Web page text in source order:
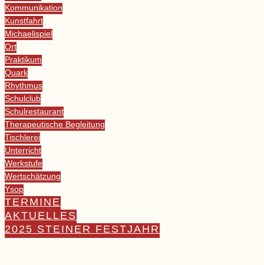
Kommunikation
Kunstfahrt
Michaelispiel
Ort
Praktikum
Quark
Rhythmus
Schulclub
Schulrestaurant
Therapeutische Begleitung
Tischlerei
Unterricht
Werkstufe
Wertschätzung
Ysop
TERMINE
AKTUELLES
2025 STEINER FESTJAHR